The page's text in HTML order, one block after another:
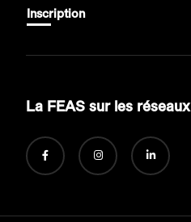
Inscription
Phone Number*
La FEAS sur les réseaux